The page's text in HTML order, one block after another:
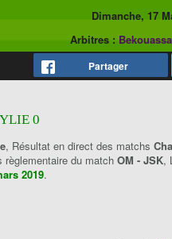
Dimanche, 17
Arbitres : Bekouassa
Partager
0
, Résultat en direct des matchs
du match OM - JSK,
2019.